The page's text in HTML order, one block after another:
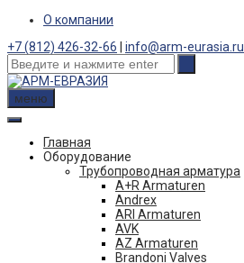
Skip
content
О компании
+7 (812) 426-32-66
info@arm-eurasia.ru
меню
Главная
Оборудование
Трубопроводная арматура
A+R Armaturen
Andrex
ARI Armaturen
AVK
AZ Armaturen
Brandoni Valves